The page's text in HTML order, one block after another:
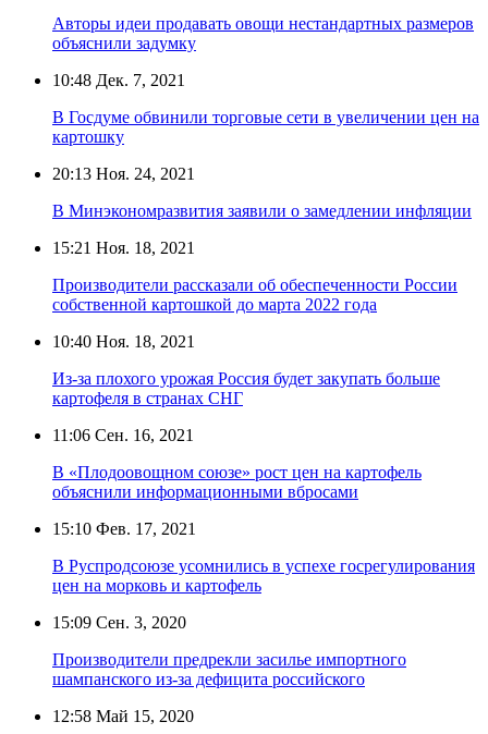
Авторы идеи продавать овощи нестандартных размеров
объяснили задумку
10:48 Дек. 7, 2021
В Госдуме обвинили торговые сети в увеличении цен на
картошку
20:13 Ноя. 24, 2021
В Минэкономразвития заявили о замедлении инфляции
15:21 Ноя. 18, 2021
Производители рассказали об обеспеченности России
собственной картошкой до марта 2022 года
10:40 Ноя. 18, 2021
Из-за плохого урожая Россия будет закупать больше
картофеля в странах СНГ
11:06 Сен. 16, 2021
В «Плодоовощном союзе» рост цен на картофель
объяснили информационными вбросами
15:10 Фев. 17, 2021
В Руспродсоюзе усомнились в успехе госрегулирования
цен на морковь и картофель
15:09 Сен. 3, 2020
Производители предрекли засилье импортного
шампанского из-за дефицита российского
12:58 Май 15, 2020